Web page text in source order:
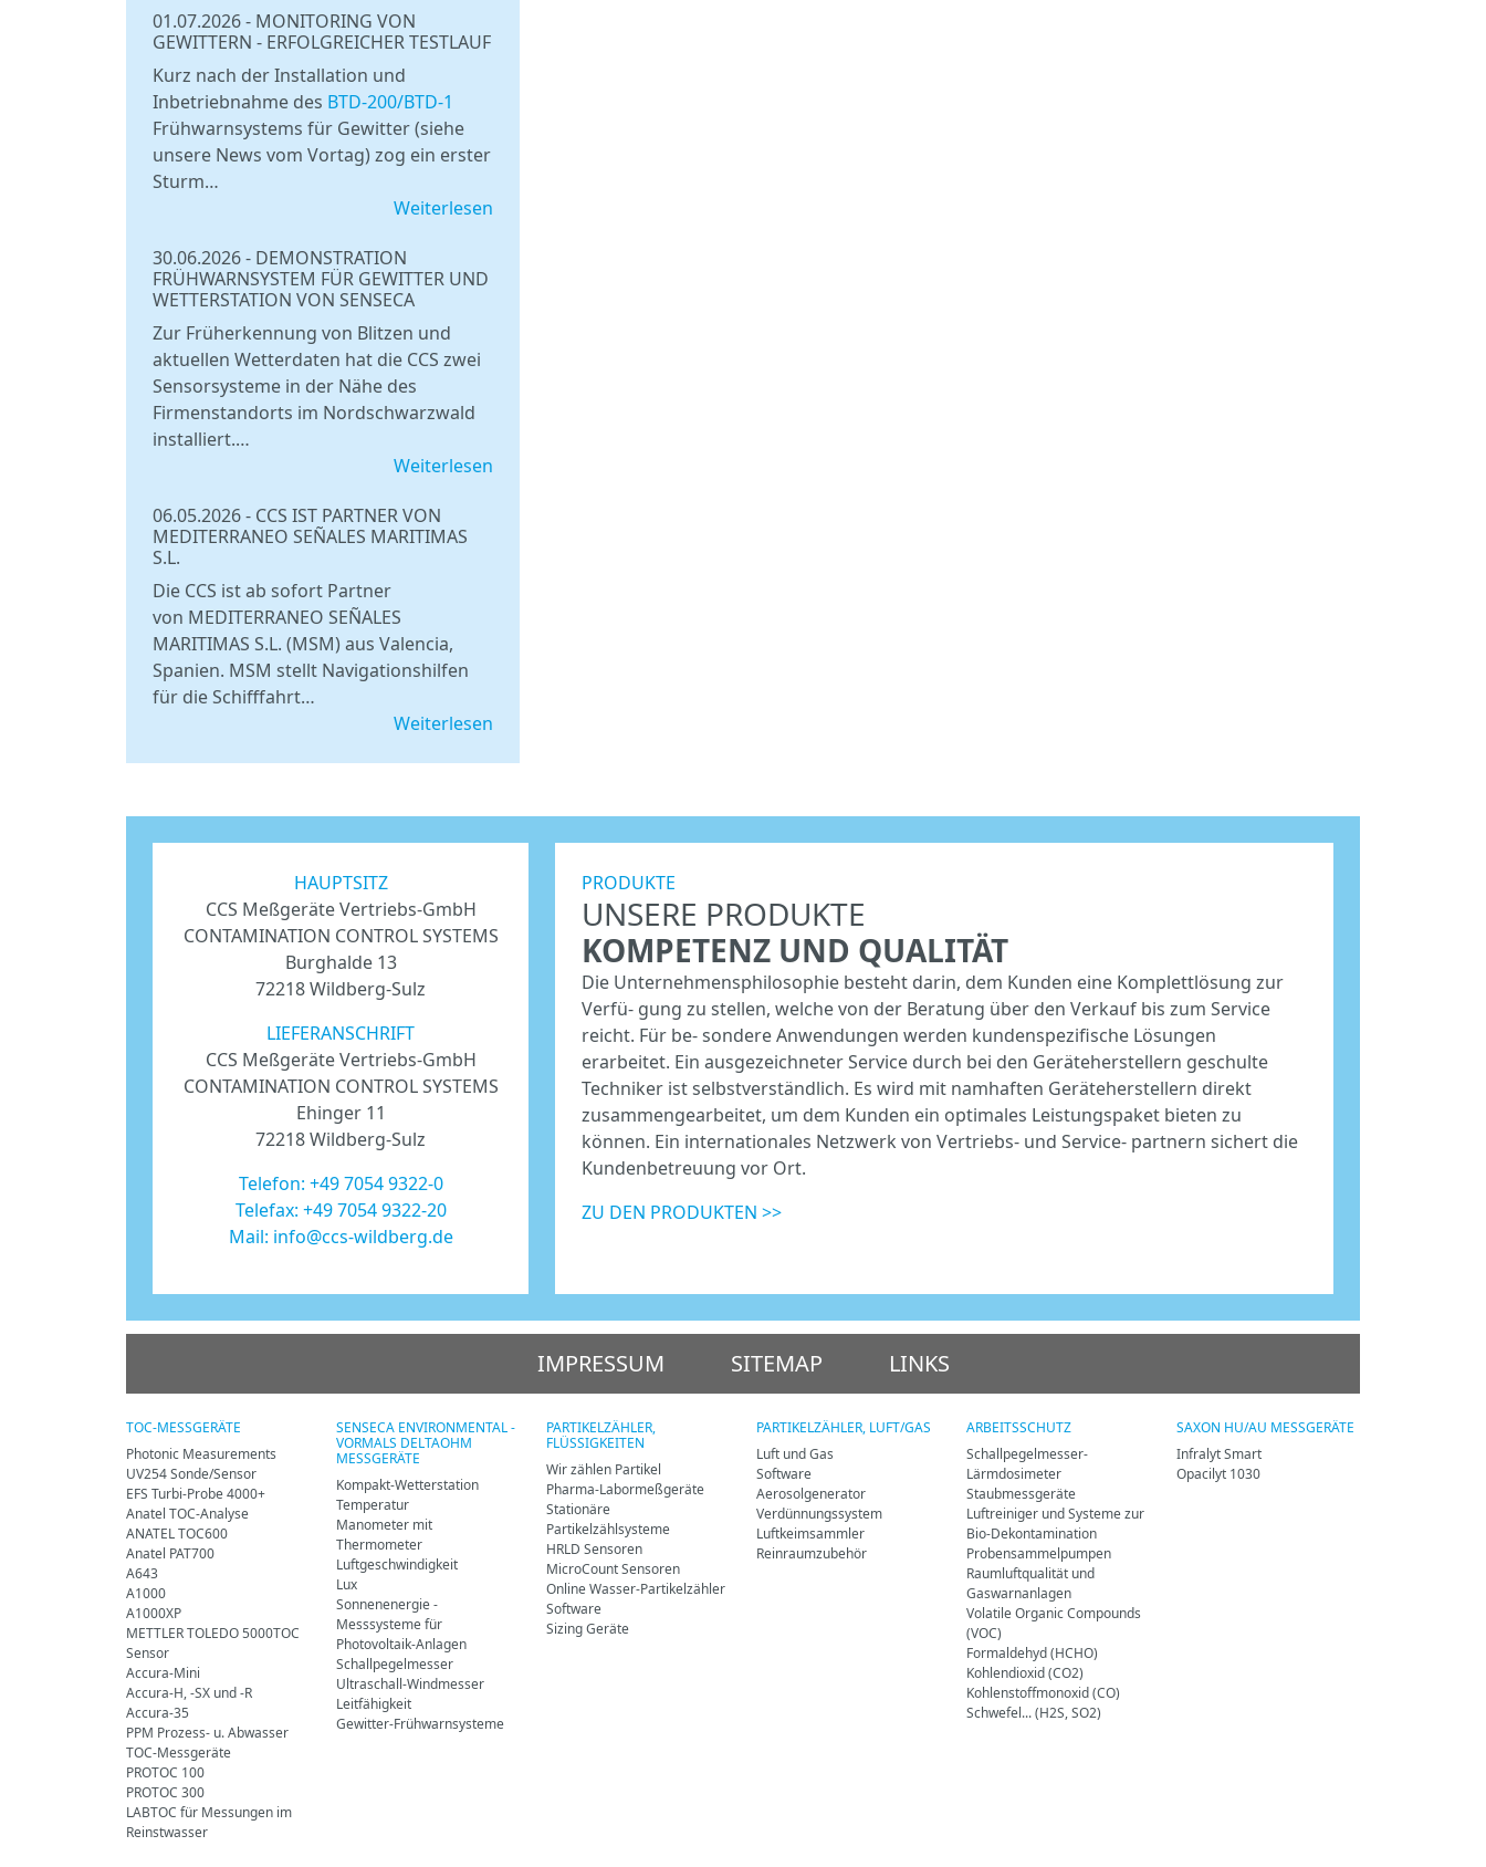
01.07.2026- MONITORING VON
GEWITTERN - ERFOLGREICHER TESTLAUF
Kurz nach der Installation und
Inbetriebnahme des BTD-200/BTD-1
Frühwarnsystems für Gewitter (siehe
unsere News vom Vortag) zog ein erster
Sturm…
Weiterlesen
30.06.2026- DEMONSTRATION
FRÜHWARNSYSTEM FÜR GEWITTER UND
WETTERSTATION VON SENSECA
Zur Früherkennung von Blitzen und
aktuellen Wetterdaten hat die CCS zwei
Sensorsysteme in der Nähe des
Firmenstandorts im Nordschwarzwald
installiert.…
Weiterlesen
06.05.2026- CCS IST PARTNER VON
MEDITERRANEO SEÑALES MARITIMAS
S.L.
Die CCS ist ab sofort Partner
von MEDITERRANEO SEÑALES
MARITIMAS S.L. (MSM) aus Valencia,
Spanien. MSM stellt Navigationshilfen
für die Schifffahrt…
Weiterlesen
HAUPTSITZ
CCS Meßgeräte Vertriebs-GmbH
CONTAMINATION CONTROL SYSTEMS
Burghalde 13
72218 Wildberg-Sulz
LIEFERANSCHRIFT
CCS Meßgeräte Vertriebs-GmbH
CONTAMINATION CONTROL SYSTEMS
Ehinger 11
72218 Wildberg-Sulz
Telefon: +49 7054 9322-0
Telefax: +49 7054 9322-20
Mail: info@ccs-wildberg.de
PRODUKTE
UNSERE PRODUKTE
KOMPETENZ UND QUALITÄT
Die Unternehmensphilosophie besteht darin, dem Kunden eine Komplettlösung zur
Verfü- gung zu stellen, welche von der Beratung über den Verkauf bis zum Service
reicht. Für be- sondere Anwendungen werden kundenspezifische Lösungen
erarbeitet. Ein ausgezeichneter Service durch bei den Geräteherstellern geschulte
Techniker ist selbstverständlich. Es wird mit namhaften Geräteherstellern direkt
zusammengearbeitet, um dem Kunden ein optimales Leistungspaket bieten zu
können. Ein internationales Netzwerk von Vertriebs- und Service- partnern sichert die
Kundenbetreuung vor Ort.
ZU DEN PRODUKTEN >>
IMPRESSUM SITEMAP LINKS
TOC-MESSGERÄTE
Photonic Measurements
UV254 Sonde/Sensor
EFS Turbi-Probe 4000+
Anatel TOC-Analyse
ANATEL TOC600
Anatel PAT700
A643
A1000
A1000XP
METTLER TOLEDO 5000TOC
Sensor
Accura-Mini
Accura-H, -SX und -R
Accura-35
PPM Prozess- u. Abwasser
TOC-Messgeräte
PROTOC 100
PROTOC 300
LABTOC für Messungen im
Reinstwasser
SENSECA ENVIRONMENTAL -
VORMALS DELTAOHM
MESSGERÄTE
Kompakt-Wetterstation
Temperatur
Manometer mit
Thermometer
Luftgeschwindigkeit
Lux
Sonnenenergie -
Messsysteme für
Photovoltaik-Anlagen
Schallpegelmesser
Ultraschall-Windmesser
Leitfähigkeit
Gewitter-Frühwarnsysteme
PARTIKELZÄHLER,
FLÜSSIGKEITEN
Wir zählen Partikel
Pharma-Labormeßgeräte
Stationäre
Partikelzählsysteme
HRLD Sensoren
MicroCount Sensoren
Online Wasser-Partikelzähler
Software
Sizing Geräte
PARTIKELZÄHLER, LUFT/GAS
Luft und Gas
Software
Aerosolgenerator
Verdünnungssystem
Luftkeimsammler
Reinraumzubehör
ARBEITSSCHUTZ
Schallpegelmesser-
Lärmdosimeter
Staubmessgeräte
Luftreiniger und Systeme zur
Bio-Dekontamination
Probensammelpumpen
Raumluftqualität und
Gaswarnanlagen
Volatile Organic Compounds
(VOC)
Formaldehyd (HCHO)
Kohlendioxid (CO2)
Kohlenstoffmonoxid (CO)
Schwefel... (H2S, SO2)
SAXON HU/AU MESSGERÄTE
Infralyt Smart
Opacilyt 1030